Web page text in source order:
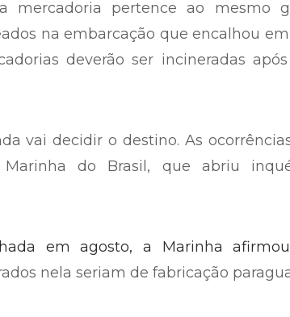
mercadoria pertence ao mesmo
na embarcação que encalhou em
deverão ser incineradas
vai decidir o destino. As
do Brasil, que abriu
em agosto, a Marinha
nela seriam de fabricação